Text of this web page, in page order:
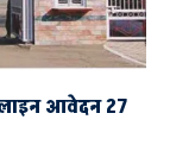
आवेदन 27